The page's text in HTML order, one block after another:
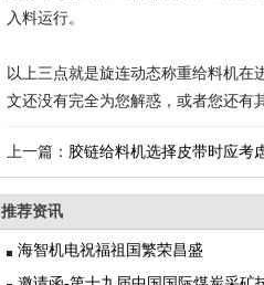
入料运行。
以上三点就是旋连动态称重给料机在
文还没有完全为您解惑，或者您还有
上一篇： 胶链给料机选择皮带时应考
推荐资讯
海智机电祝福祖国繁荣昌盛